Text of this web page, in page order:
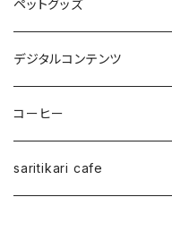
Japan Art
スタッフ
ペットグッズ
デジタルコンテンツ
コーヒー
saritikariブレンドコーヒー豆
saritikari cafe